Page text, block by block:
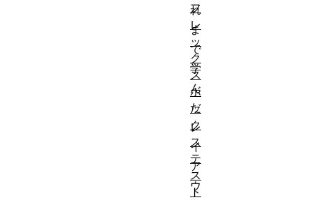
れ
ま
で
学
ん
だ
レ
イ
ア
ウ
フ
レ
ッ
ク
ス
ボ
ッ
ク
ス
テ
ス
ト